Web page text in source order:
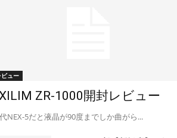
ュー
ZR-1000開封レビュー
NEX-5だと液晶が90度までしか曲がら...